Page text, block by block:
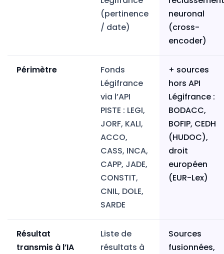
(pertinence
/ date)
neuronal
(cross-
encoder)
Périmètre
Fonds
Légifrance
via l’API
PISTE : LEGI,
JORF, KALI,
ACCO,
CASS, INCA,
CAPP, JADE,
CONSTIT,
CNIL, DOLE,
SARDE
+ sources
hors API
Légifrance :
BODACC,
BOFIP, CEDH
(HUDOC),
droit
européen
(EUR-Lex)
Résultat
transmis à l’IA
Liste de
résultats à
Sources
fusionnées,